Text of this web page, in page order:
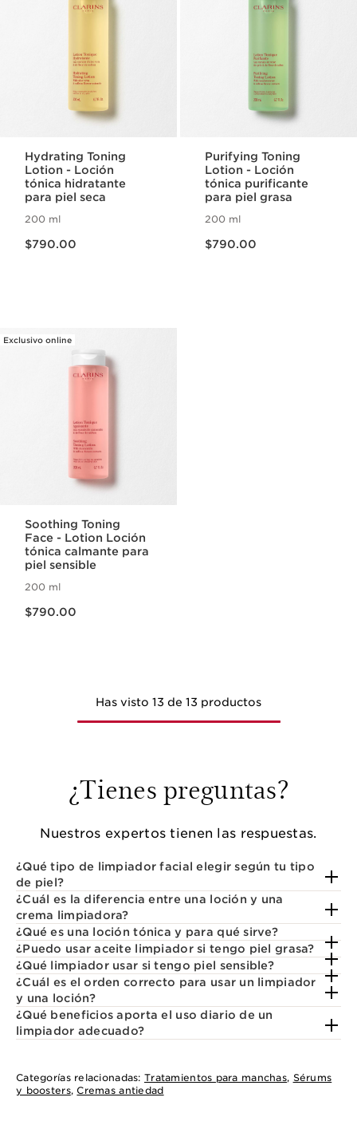
Hydrating Toning
Lotion - Loción
tónica hidratante
para piel seca
200 ml
$790.00
Purifying Toning
Lotion - Loción
tónica purificante
para piel grasa
200 ml
$790.00
Exclusivo online
Soothing Toning
Face - Lotion Loción
tónica calmante para
piel sensible
200 ml
$790.00
Has visto 13 de 13 productos
¿Tienes preguntas?
Nuestros expertos tienen las respuestas.
¿Qué tipo de limpiador facial elegir según tu tipo
de piel?
¿Cuál es la diferencia entre una loción y una
crema limpiadora?
¿Qué es una loción tónica y para qué sirve?
¿Puedo usar aceite limpiador si tengo piel grasa?
¿Qué limpiador usar si tengo piel sensible?
¿Cuál es el orden correcto para usar un limpiador
y una loción?
¿Qué beneficios aporta el uso diario de un
limpiador adecuado?
Categorías relacionadas: Tratamientos para manchas, Sérums
y boosters, Cremas antiedad